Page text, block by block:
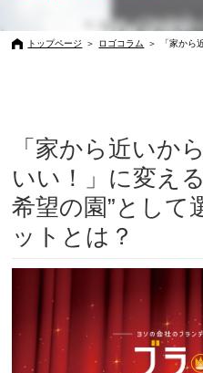
トップページ ＞ ロゴコラム ＞ 「家か
「家から近いか
いい！」に変え
希望の園”として
ットとは？